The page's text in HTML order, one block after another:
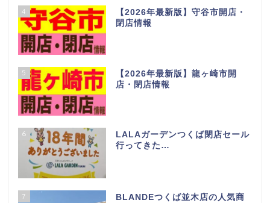
4
【2026年最新版】守谷市開店・
閉店情報
5
【2026年最新版】龍ヶ崎市開
店・閉店情報
6
LALAガーデンつくば閉店セール
行ってきた…
7
BLANDEつくば並木店の人気商